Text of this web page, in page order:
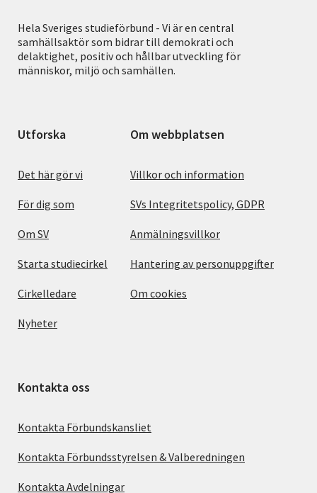
Hela Sveriges studieförbund - Vi är en central
samhällsaktör som bidrar till demokrati och
delaktighet, positiv och hållbar utveckling för
människor, miljö och samhällen.
Utforska
Det här gör vi
För dig som
Om SV
Starta studiecirkel
Cirkelledare
Nyheter
Om webbplatsen
Villkor och information
SVs Integritetspolicy, GDPR
Anmälningsvillkor
Hantering av personuppgifter
Om cookies
Kontakta oss
Kontakta Förbundskansliet
Kontakta Förbundsstyrelsen & Valberedningen
Kontakta Avdelningar